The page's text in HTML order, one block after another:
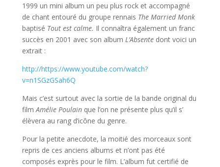
1999 un mini album un peu plus rock et accompagné
de chant entouré du groupe rennais The Married Monk
baptisé Tout est calme. Il connaîtra également un franc
succès en 2001 avec son album L’Absentedont voici un
extrait :
http://https://www.youtube.com/watch?
v=n1SGzGSah6Q
Mais c’est surtout avec la sortie de la bande original du
filmAmélie Poulain que l’on ne présente plus qu’il s’
élèvera au rang d’icône du genre.
Pour la petite anecdote, la moitié des morceaux sont
repris de ces anciens albums et n’ont pas été
composés exprès pour le film. L’album fut certifié de